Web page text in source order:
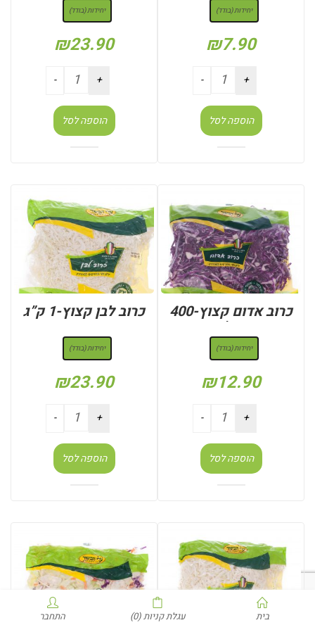
יחידות (בודד)
₪7.90
הוספה לסל
יחידות (בודד)
₪23.90
הוספה לסל
כרוב אדום קצוץ-400
גר’
יחידות (בודד)
₪12.90
הוספה לסל
כרוב לבן קצוץ-1 ק”ג
יחידות (בודד)
₪23.90
הוספה לסל
בית עגלת קניות(0) התחבר